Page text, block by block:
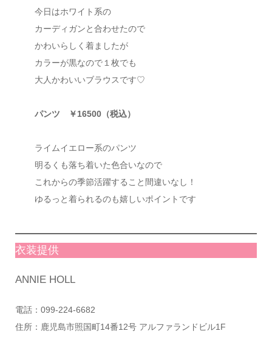
今日はホワイト系の
カーディガンと合わせたので
かわいらしく着ましたが
カラーが黒なので１枚でも
大人かわいいブラウスです♡
パンツ ￥16500（税込）
ライムイエロー系のパンツ
明るくも落ち着いた色合いなので
これからの季節活躍すること間違いなし！
ゆるっと着られるのも嬉しいポイントです
衣装提供
ANNIE HOLL
電話：099-224-6682
住所：鹿児島市照国町14番12号 アルファランドビル1F